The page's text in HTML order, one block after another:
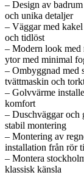
– Design av
och unika detaljer
– Väggar med
och tidlöst
– Modern look med
ytor med minimal
– Ombyggnad med
tvättmaskin och
– Golvvärme
komfort
– Duschväggar och
stabil montering
– Montering av
installation från rör
– Montera
klassisk känsla